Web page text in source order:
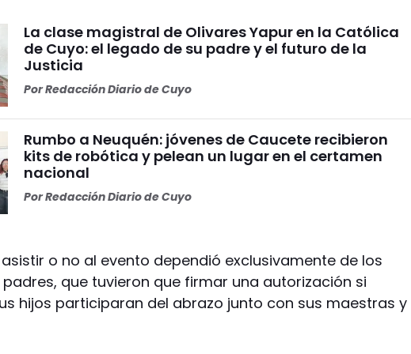
La clase magistral de Olivares Yapur en la Católica
de Cuyo: el legado de su padre y el futuro de la
Justicia
PorRedacción Diario de Cuyo
Rumbo a Neuquén: jóvenes de Caucete recibieron
kits de robótica y pelean un lugar en el certamen
nacional
PorRedacción Diario de Cuyo
o no al evento dependió exclusivamente de los
que tuvieron que firmar una autorización si
hijos participaran del abrazo junto con sus maestras y